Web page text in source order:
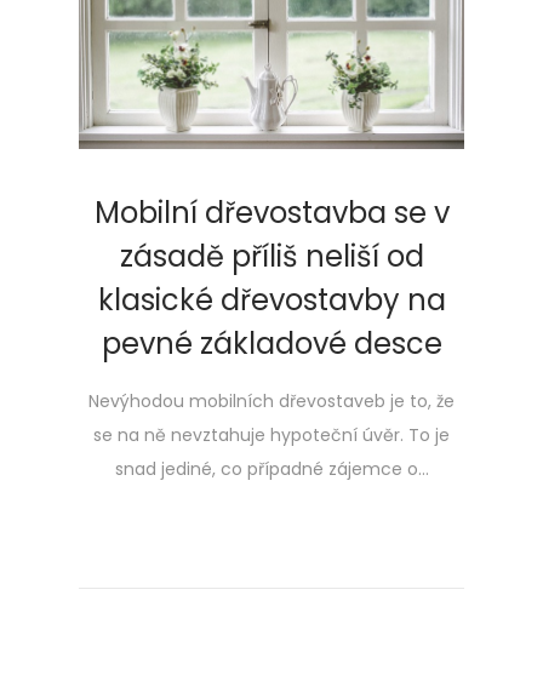
Mobilní dřevostavba se v
zásadě příliš neliší od
klasické dřevostavby na
pevné základové desce
Nevýhodou mobilních dřevostaveb je to, že
se na ně nevztahuje hypoteční úvěr. To je
snad jediné, co případné zájemce o…